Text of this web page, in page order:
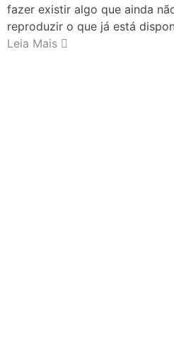
fazer existir algo que ainda
reproduzir o que já está
Leia Mais